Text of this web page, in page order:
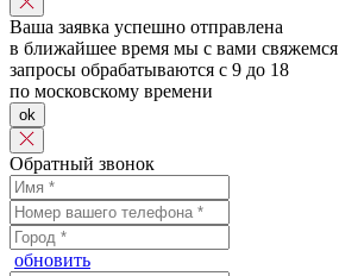
Ваша заявка успешно отправлена
в ближайшее время мы с вами свяжемся
запросы обрабатываются с 9 до 18
по московскому времени
ok
Обратный звонок
обновить